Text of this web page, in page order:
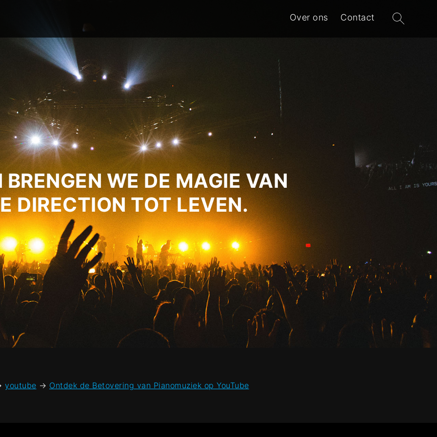
Over ons Contact
Zoeken
naar:
WE DE MAGIE VAN
DIRECTION TOT LEVEN.
youtube → Ontdek de Betovering van Pianomuziek op YouTube